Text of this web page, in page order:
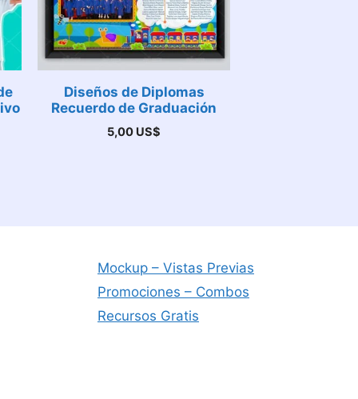
Diseños de Diplomas
Recuerdo de Graduación
5,00 US$
Mockup – Vistas Previas
Promociones – Combos
Recursos Gratis